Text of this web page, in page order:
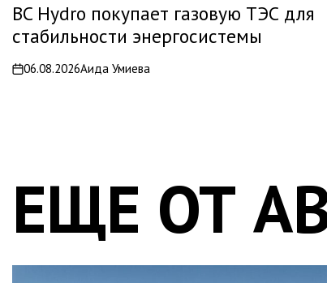
BC Hydro покупает газовую ТЭС для
стабильности энергосистемы
on06.08.2026Аида Умиева
ЕЩЕ ОТ